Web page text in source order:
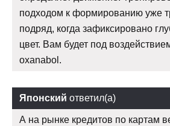
подходом к формированию уже
подряд, когда зафиксировано
цвет. Вам будет под
oxanabol.
Японский ответил(а)
А на рынке кредитов по картам